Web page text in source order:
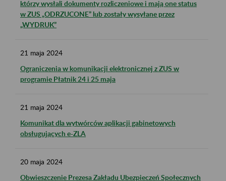
którzy wysłali dokumenty rozliczeniowe i mają one status
w ZUS „ODRZUCONE” lub zostały wysyłane przez
„WYDRUK”
21 maja 2024
Ograniczenia w komunikacji elektronicznej z ZUS w
programie Płatnik 24 i 25 maja
21 maja 2024
Komunikat dla wytwórców aplikacji gabinetowych
obsługujących e-ZLA
20 maja 2024
Obwieszczenie Prezesa Zakładu Ubezpieczeń Społecznych